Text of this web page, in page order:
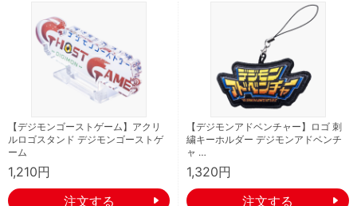
【デジモンゴーストゲーム】アクリ
ルロゴスタンド デジモンゴーストゲ
ーム
1,210円
【デジモンアドベンチャー】ロゴ 刺
繍キーホルダー デジモンアドベンチ
ャ …
1,320円